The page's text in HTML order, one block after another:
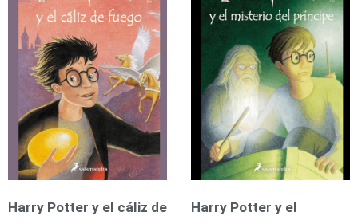
Harry Potter y el cáliz de
Harry Potter y el